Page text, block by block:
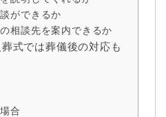
ができるか
相談先を案内できるか
式では葬儀後の対応も
合